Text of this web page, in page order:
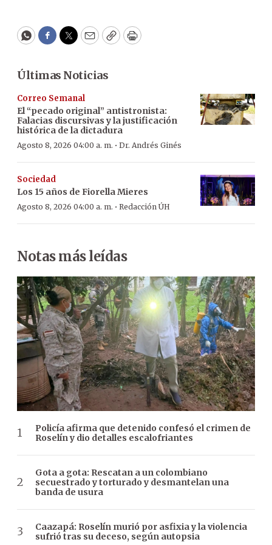
WhatsApp
Facebook
Twitter
EmailCopyPrint
Últimas Noticias
Correo Semanal
El “pecado original” antistronista:
Falacias discursivas y la justificación
histórica de la dictadura
Agosto 8, 2026 04:00 a. m. · Dr. Andrés Ginés
Sociedad
Los 15 años de Fiorella Mieres
Agosto 8, 2026 04:00 a. m. · Redacción ÚH
Notas más leídas
Policía afirma que detenido confesó el crimen de
Roselín y dio detalles escalofriantes
Gota a gota: Rescatan a un colombiano
secuestrado y torturado y desmantelan una
banda de usura
Caazapá: Roselín murió por asfixia y la violencia
sufrió tras su deceso, según autopsia